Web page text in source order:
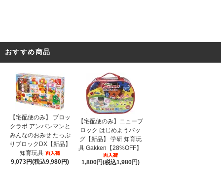
おすすめ商品
【宅配便のみ】 ブロッ
クラボ アンパンマンと
みんなのおみせ たっぷ
りブロックDX【新品】
知育玩具
9,073円(税込9,980円)
【宅配便のみ】ニューブ
ロック はじめようバッ
グ【新品】 学研 知育玩
具 Gakken【28%OFF】
1,800円(税込1,980円)